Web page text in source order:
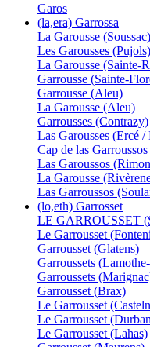
Garos
(la,era) Garrossa
La Garousse (Soussac)
Les Garousses (Pujols)
La Garousse (Sainte-
Garrousse (Sainte-
Garrousse (Aleu)
La Garousse (Aleu)
Garrousses (Contrazy)
Las Garousses (Ercé /
Cap de las
Las Garoussos
La Garousse
Las Garroussos
(lo,eth) Garrosset
LE GARROUSSET
Le Garrousset
Garrousset (Glatens)
Garroussets
Garroussets
Garrousset (Brax)
Le Garrousset
Le Garrousset
Le Garrousset (Lahas)